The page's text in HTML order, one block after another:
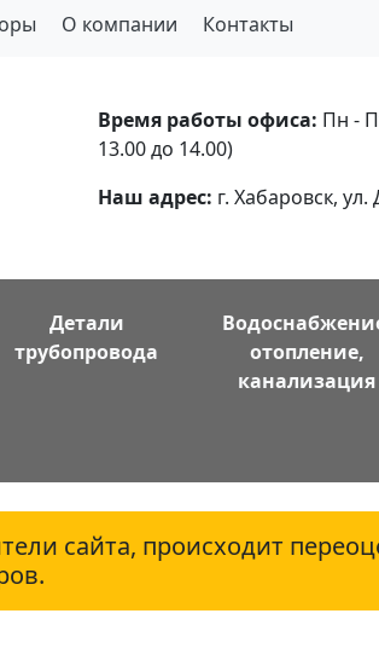
О компании Контакты
Время работы офиса: Пн -
13.00 до 14.00)
Наш адрес: г. Хабаровск,
Детали
трубопровода
отопление,
канализация
сайта, происходит